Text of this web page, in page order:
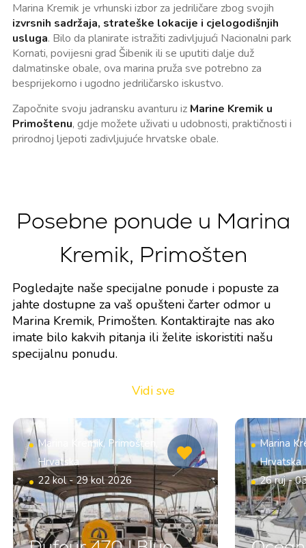
Marina Kremik je vrhunski izbor za jedriličare zbog svojih
izvrsnih sadržaja, strateške lokacije i cjelogodišnjih
usluga. Bilo da planirate istražiti zadivljujući Nacionalni park
Kornati, povijesni grad Šibenik ili se uputiti dalje duž
dalmatinske obale, ova marina pruža sve potrebno za
besprijekorno i ugodno jedriličarsko iskustvo.
Započnite svoju jadransku avanturu iz Marine Kremik u
Primoštenu, gdje možete uživati u udobnosti, praktičnosti i
prirodnoj ljepoti zadivljujuće hrvatske obale.
Posebne ponude u Marina
Kremik, Primošten
Pogledajte naše specijalne ponude i popuste za
jahte dostupne za vaš opušteni čarter odmor u
Marina Kremik, Primošten. Kontaktirajte nas ako
imate bilo kakvih pitanja ili želite iskoristiti našu
specijalnu ponudu.
Vidi sve
Marina Kremik, Primošten,
Hrvatska
22 kol - 29 kol 2026
Marina
Hrvatska
26 ruj -